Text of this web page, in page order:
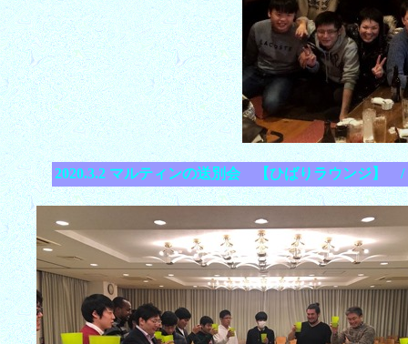
2020.3.2 マルティンの送別会 【ひばりラウンジ】